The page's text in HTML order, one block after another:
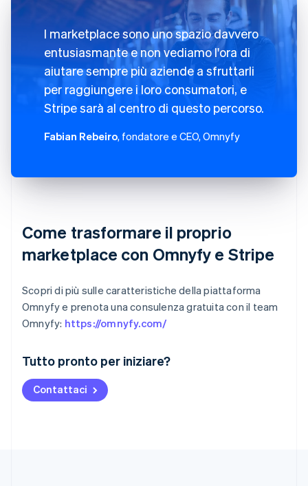
Tutto pronto per iniziare?
Contattaci
I marketplace sono uno spazio davvero
entusiasmante e non vediamo l'ora di
aiutare sempre più aziende a sfruttarli
per raggiungere i loro consumatori, e
Stripe sarà al centro di questo percorso.
Fabian Rebeiro, fondatore e CEO, Omnyfy
Come trasformare il proprio
marketplace con Omnyfy e Stripe
Scopri di più sulle caratteristiche della piattaforma
Omnyfy e prenota una consulenza gratuita con il team
Omnyfy: https://omnyfy.com/
Australia
English
Austria
DeutschEnglish